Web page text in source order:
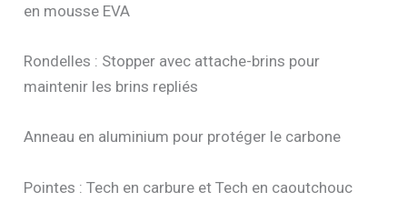
en mousse EVA
Rondelles : Stopper avec attache-brins pour
maintenir les brins repliés
Anneau en aluminium pour protéger le carbone
Pointes : Tech en carbure et Tech en caoutchouc